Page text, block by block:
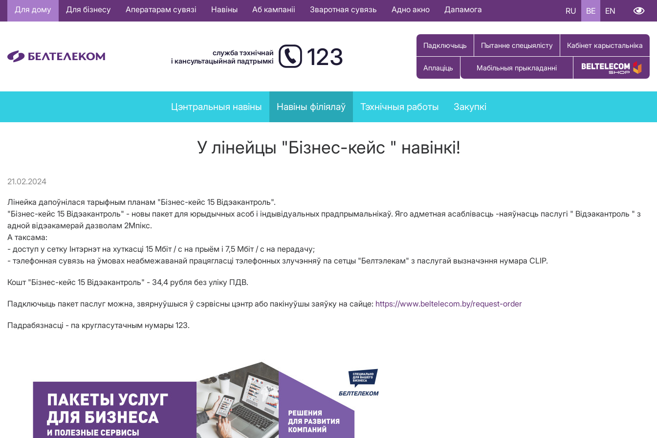
Основная
навигация
Для дому Для бізнесу Аператарам сувязі Навіны Аб кампаніі Зваротная сувязь Адно акно Дапамога RU BE EN
служба тэхнічнай
і кансультацыйнай падтрымкі
123 Падключыць Пытанне спецыялісту Кабінет карыстальніка
Аплаціць Мабільныя прыкладанні Купіць тавар
News
menu
Цэнтральныя навіны Навіны філіялаў Тэхнічныя работы Закупкі
У лінейцы "Бізнес-кейс " навінкі!
21.02.2024
Лінейка дапоўнілася тарыфным планам "Бізнес-кейс 15 Відэакантроль".
"Бізнес-кейс 15 Відэакантроль" - новы пакет для юрыдычных асоб і індывідуальных прадпрымальнікаў. Яго адметная асаблівасць -наяўнасць паслугі " Відэакантроль " з
адной відэакамерай дазволам 2Мпікс.
А таксама:
- доступ у сетку Інтэрнэт на хуткасці 15 Мбіт / с на прыём і 7,5 Мбіт / с на перадачу;
- тэлефонная сувязь на ўмовах неабмежаванай працягласці тэлефонных злучэнняў па сетцы "Белтэлекам" з паслугай вызначэння нумара CLIP.
Кошт "Бізнес-кейс 15 Відэакантроль" - 34,4 рубля без уліку ПДВ.
Падключыць пакет паслуг можна, звярнуўшыся ў сэрвісны цэнтр або пакінуўшы заяўку на сайце: https://www.beltelecom.by/request-order
Падрабязнасці - па кругласутачным нумары 123.